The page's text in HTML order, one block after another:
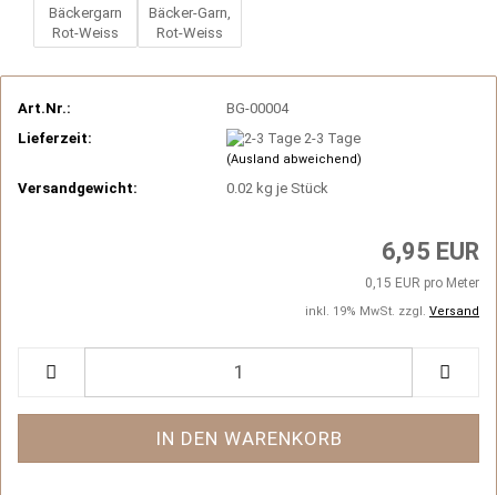
Art.Nr.:
BG-00004
Lieferzeit:
2-3 Tage
(Ausland abweichend)
Versandgewicht: 0.02 kg je Stück
6,95 EUR
0,15 EUR pro Meter
inkl. 19% MwSt. zzgl. Versand